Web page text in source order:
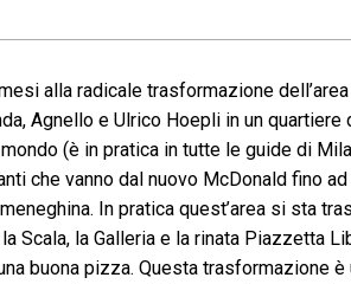
alla radicale trasformazione
Agnello e Ulrico Hoepli in un
(è in pratica in tutte le guide di
che vanno dal nuovo McDonald fino
In pratica quest’area si sta
Scala, la Galleria e la rinata Piazzetta
buona pizza. Questa trasformazione è